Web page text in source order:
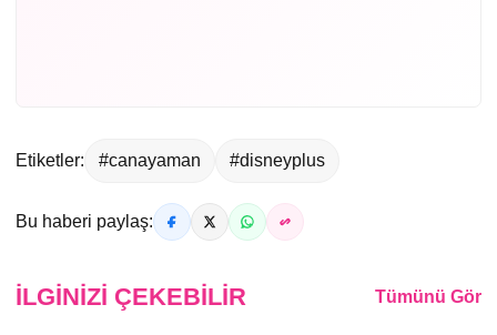
Etiketler: #canayaman #disneyplus
Bu haberi paylaş:
İLGINIZI ÇEKEBILIR Tümünü Gör